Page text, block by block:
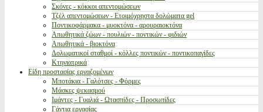
Σκόνες - κόκκοι απεντομώσεων
Τζέλ απεντομώσεων - Ετοιμόχρηστα δολώματα gel
Ποντικοφάρμακα - μυοκτόνα - αρουραιοκτόνα
Απωθητικά ζώων - πουλιών - ποντικών - φιδιών
Απωθητικά - βιοκτόνα
Δολωματικοί σταθμοί - κόλλες ποντικών - ποντικοπαγίδες
Κτηνιατρικά
Είδη προστασίας εργαζομένων
Μποτάκια - Γαλότσες - Φόρμες
Μάσκες ψεκασμού
Ιμάντες - Γυαλιά - Ωτασπίδες - Προσωπίδες
Γάντια εργασίας